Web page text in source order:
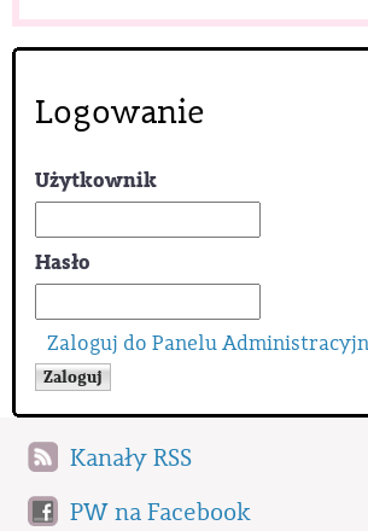
Logowanie
Użytkownik
Hasło
Zaloguj do Panelu
Kanały RSS
PW na Facebook